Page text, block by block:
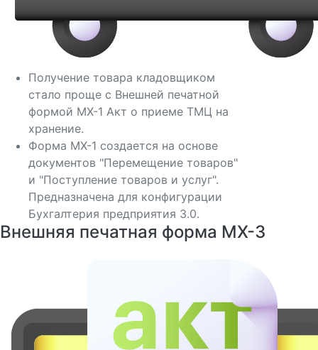
Получение товара кладовщиком
стало проще с Внешней печатной
формой МХ-1 Акт о приеме ТМЦ на
хранение.
Форма МХ-1 создается на основе
документов "Перемещение товаров"
и "Поступление товаров и услуг".
Предназначена для конфигурации
Бухгалтерия предприятия 3.0.
Внешняя печатная форма МХ-3